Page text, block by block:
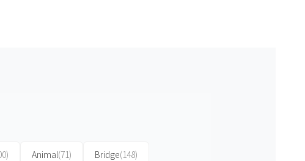
Animal(71) Bridge(148)